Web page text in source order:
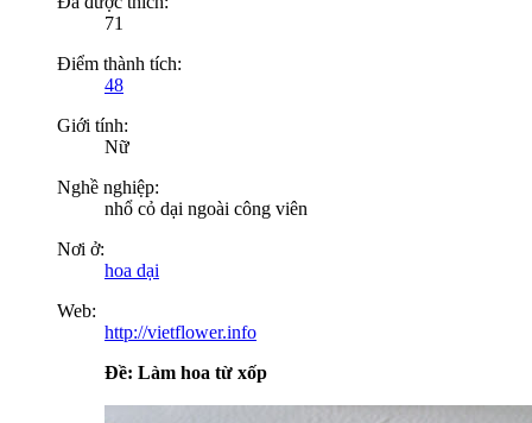
71
Điểm thành tích:
48
Giới tính:
Nữ
Nghề nghiệp:
nhổ cỏ dại ngoài công viên
Nơi ở:
hoa dại
Web:
http://vietflower.info
Ðề: Làm hoa từ xốp